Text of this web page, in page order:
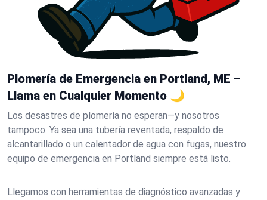
Plomería de Emergencia en Portland, ME –
Llama en Cualquier Momento 🌙
Los desastres de plomería no esperan—y nosotros
tampoco. Ya sea una tubería reventada, respaldo de
alcantarillado o un calentador de agua con fugas, nuestro
equipo de emergencia en Portland siempre está listo.
Llegamos con herramientas de diagnóstico avanzadas y